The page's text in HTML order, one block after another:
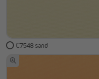
C7548 sand